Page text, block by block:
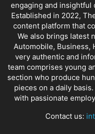
engaging and
Established in 2022,
content platform that
We also brings latest
Automobile, Business,
very authentic and
team comprises young
section who produce
pieces on a daily
with passionate
Contact us: